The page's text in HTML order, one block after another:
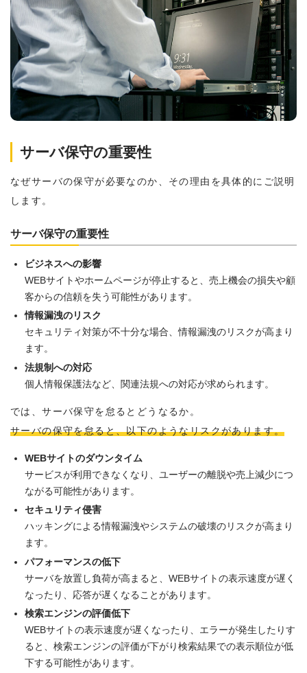
サーバ保守の重要性
なぜサーバの保守が必要なのか、その理由を具体的にご説明
します。
サーバ保守の重要性
ビジネスへの影響
WEBサイトやホームページが停止すると、売上機会の損失や顧
客からの信頼を失う可能性があります。
情報漏洩のリスク
セキュリティ対策が不十分な場合、情報漏洩のリスクが高まり
ます。
法規制への対応
個人情報保護法など、関連法規への対応が求められます。
では、サーバ保守を怠るとどうなるか。
サーバの保守を怠ると、以下のようなリスクがあります。
WEBサイトのダウンタイム
サービスが利用できなくなり、ユーザーの離脱や売上減少につ
ながる可能性があります。
セキュリティ侵害
ハッキングによる情報漏洩やシステムの破壊のリスクが高まり
ます。
パフォーマンスの低下
サーバを放置し負荷が高まると、WEBサイトの表示速度が遅く
なったり、応答が遅くなることがあります。
検索エンジンの評価低下
WEBサイトの表示速度が遅くなったり、エラーが発生したりす
ると、検索エンジンの評価が下がり検索結果での表示順位が低
下する可能性があります。